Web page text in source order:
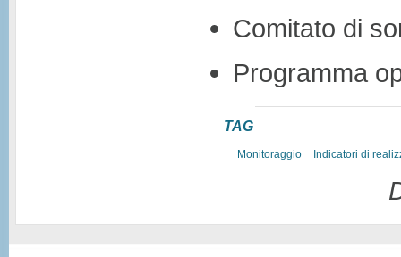
Comitato di
Programma
TAG
Monitoraggio Indicatori di